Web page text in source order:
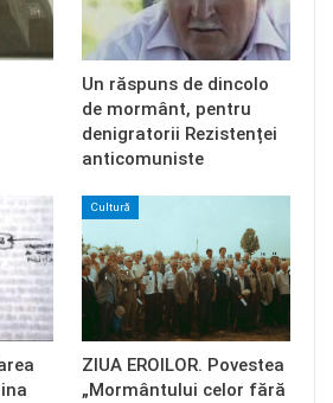
Un răspuns de dincolo
de mormânt, pentru
denigratorii Rezistenței
anticomuniste
Cultură
ZIUA EROILOR. Povestea
„Mormântului celor fără